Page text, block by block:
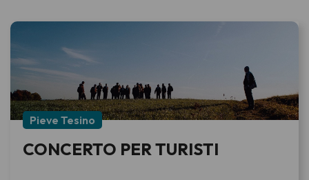
Pieve Tesino
CONCERTO PER TURISTI